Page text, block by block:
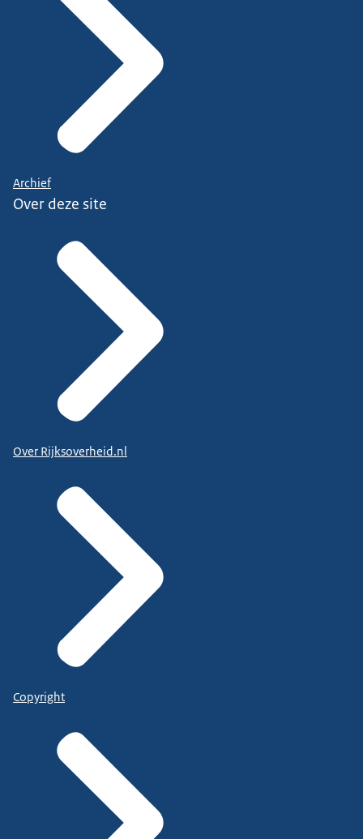
Archief
Over deze site
Over Rijksoverheid.nl
Copyright